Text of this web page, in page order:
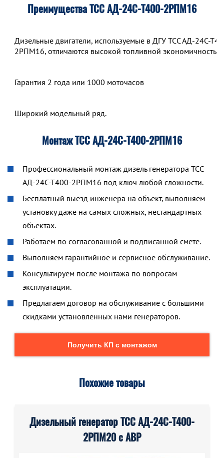
Преимущества ТСС АД-24С-Т400-2РПМ16
Дизельные двигатели, используемые в ДГУ ТСС АД-24С-
2РПМ16, отличаются высокой топливной экономичностью.
Гарантия 2 года или 1000 моточасов
Широкий модельный ряд.
Монтаж ТСС АД-24С-Т400-2РПМ16
Профессиональный монтаж дизель генератора ТСС
АД-24С-Т400-2РПМ16 под ключ любой сложности.
Бесплатный выезд инженера на объект, выполняем
установку даже на самых сложных, нестандартных
объектах.
Работаем по согласованной и подписанной смете.
Выполняем гарантийное и сервисное обслуживание.
Консультируем после монтажа по вопросам
эксплуатации.
Предлагаем договор на обслуживание с большими
скидками установленных нами генераторов.
Получить КП с монтажом
Похожие товары
Дизельный генератор ТСС АД-24С-Т400-
2РПМ20 с АВР